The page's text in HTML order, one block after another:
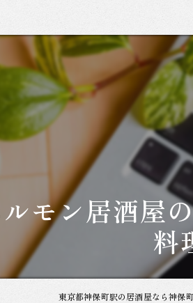
モン居酒屋
料
東京都神保町駅の居酒屋なら神保